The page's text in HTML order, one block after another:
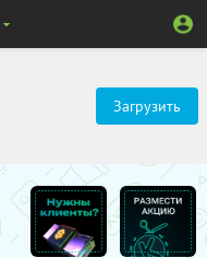
Загрузить